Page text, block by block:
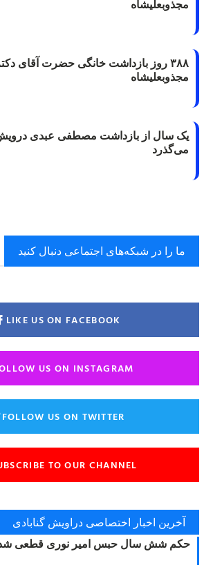
مجذوبعلیشاه
۳۸۸ روز بازداشت خانگی حضرت آقای
مجذوبعلیشاه
یک سال از بازداشت مصطفی عبدی درویش
می‌گذرد
ما را در شبکه‌های اجتماعی دنبال کنید
LIKE US ON FACEBOOK
US ON INSTAGRAM
FOLLOW US ON TWITTER
TO OUR CHANNEL
آخرین اخبار اختصاصی دراویش گنابادی
حکم شش سال حبس امیر نوری قطعی